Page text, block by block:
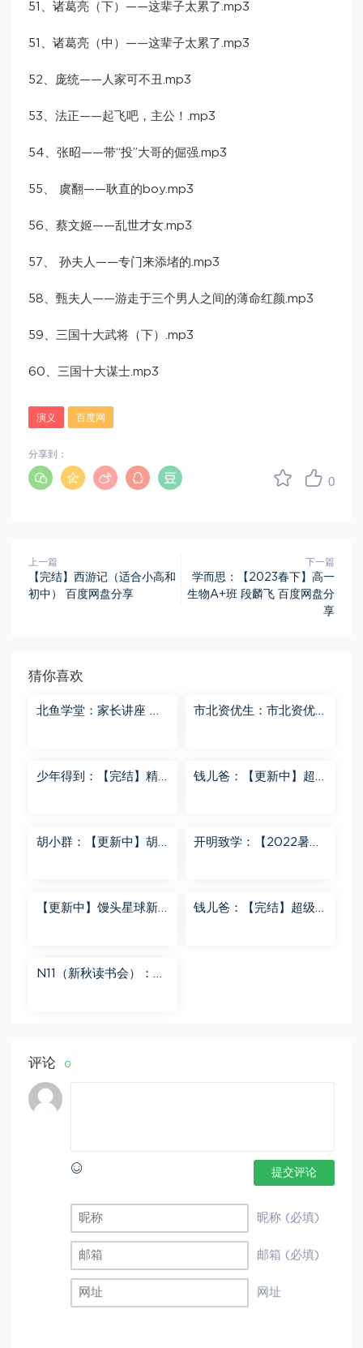
51、诸葛亮（下）——这辈子太累了.mp3
51、诸葛亮（中）——这辈子太累了.mp3
52、庞统——人家可不丑.mp3
53、法正——起飞吧，主公！.mp3
54、张昭——带“投”大哥的倔强.mp3
55、 虞翻——耿直的boy.mp3
56、蔡文姬——乱世才女.mp3
57、 孙夫人——专门来添堵的.mp3
58、甄夫人——游走于三个男人之间的薄命红颜.mp3
59、三国十大武将（下）.mp3
60、三国十大谋士.mp3
演义 百度网
0
分享到：
上一篇
【完结】西游记（适合小高和
初中） 百度网盘分享
下一篇
学而思：【2023春下】高一
生物A+班 段麟飞 百度网盘分
享
猜你喜欢
北鱼学堂：家长讲座 百
市北资优生：市北资优
少年得到：【完结】精
钱儿爸：【更新中】超
胡小群：【更新中】胡
开明致学：【2022暑
【更新中】馒头星球新
钱儿爸：【完结】超级
N11（新秋读书会）：
评论 0
提交评论
昵称 (必填)
邮箱 (必填)
网址